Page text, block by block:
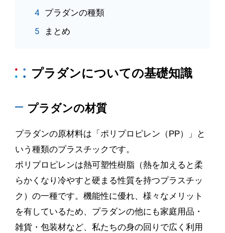
プラダンの種類
まとめ
プラダンについての基礎知識
プラダンの材質
プラダンの原材料は「ポリプロピレン（ PP）」と
いう種類のプラスチックです。
ポリプロピレンは熱可塑性樹脂（熱を加えると柔
らかくなり冷やすと硬まる性質を持つプラスチッ
ク）の一種です。機能性に優れ、様々なメリット
を有しているため、プラダンの他にも家庭用品・
雑貨・包装材など、私たちの身の回りで広く利用